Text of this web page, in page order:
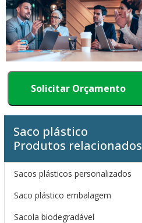
Solicitar Orçamento
Saco plástico
Produtos relacionados
Sacos plásticos personalizados
Saco plástico embalagem
Sacola biodegradável